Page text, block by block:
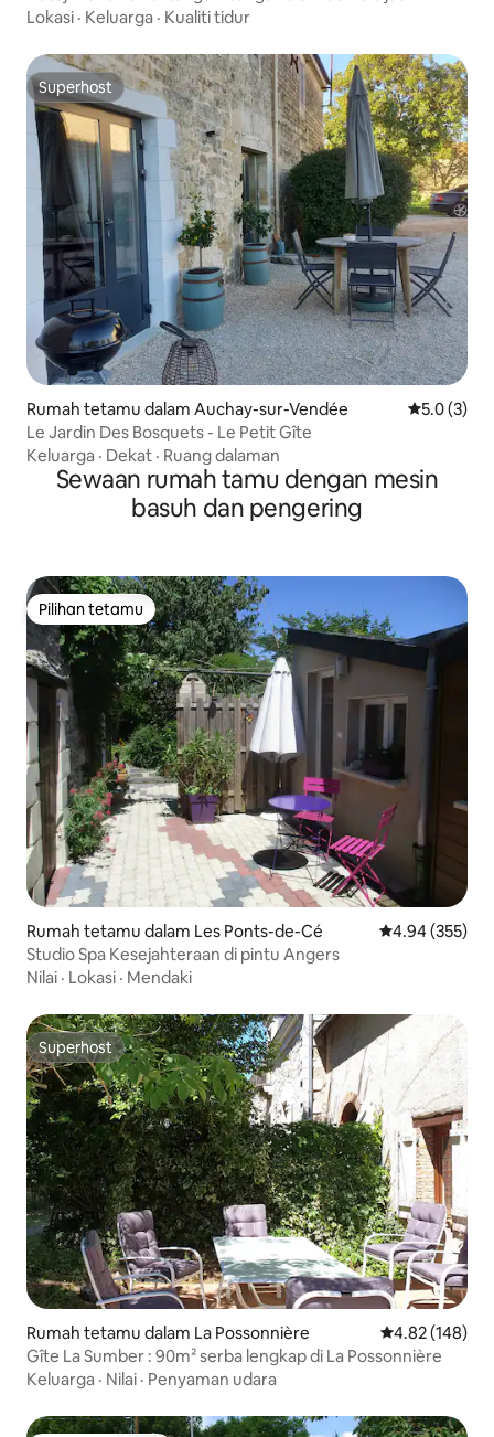
dengan kolam renang
Lokasi · Keluarga · Kualiti tidur
Superhost
Superhost
Rumah tetamu dalam Auchay-sur-Vendée Penarafan
5.0 (3)
Le Jardin Des Bosquets - Le Petit Gîte
Keluarga · Dekat · Ruang dalaman
Sewaan rumah tamu dengan mesin
basuh dan pengering
Pilihan tetamu
Pilihan tetamu
Rumah tetamu dalam Les Ponts-de-Cé Penarafan
4.94 (355)
Studio Spa Kesejahteraan di pintu Angers
Nilai · Lokasi · Mendaki
Superhost
Superhost
Rumah tetamu dalam La Possonnière Penarafan
4.82 (148)
Gîte La Sumber : 90m² serba lengkap di La Possonnière
Keluarga · Nilai · Penyaman udara